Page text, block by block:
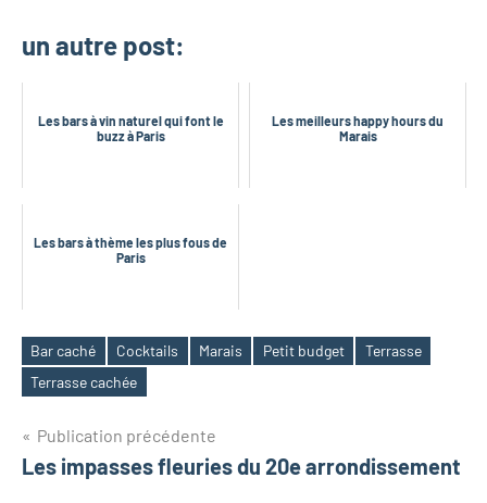
un autre post:
Les bars à vin naturel qui font le
buzz à Paris
Les meilleurs happy hours du
Marais
Les bars à thème les plus fous de
Paris
Étiquettes
Bar caché Cocktails Marais Petit budget
Terrasse
Terrasse cachée
Navigation
de
Publication précédente
Les impasses fleuries du 20e arrondissement